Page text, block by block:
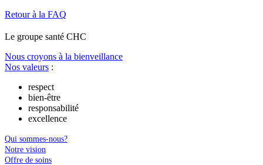
Retour à la FAQ
Le groupe santé CHC
Nous croyons à la bienveillance
Nos valeurs :
respect
bien-être
responsabilité
excellence
Qui sommes-nous?
Notre vision
Offre de soins